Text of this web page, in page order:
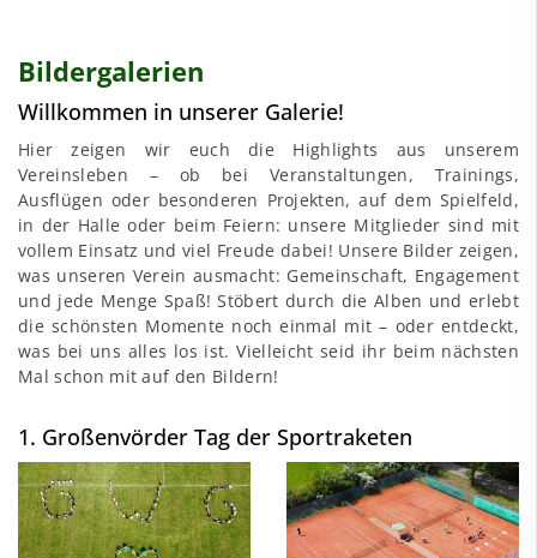
Bildergalerien
Willkommen in unserer Galerie!
Hier zeigen wir euch die Highlights aus unserem
Vereinsleben – ob bei Veranstaltungen, Trainings,
Ausflügen oder besonderen Projekten, auf dem Spielfeld,
in der Halle oder beim Feiern: unsere Mitglieder sind mit
vollem Einsatz und viel Freude dabei! Unsere Bilder zeigen,
was unseren Verein ausmacht: Gemeinschaft, Engagement
und jede Menge Spaß! Stöbert durch die Alben und erlebt
die schönsten Momente noch einmal mit – oder entdeckt,
was bei uns alles los ist. Vielleicht seid ihr beim nächsten
Mal schon mit auf den Bildern!
1. Großenvörder Tag der Sportraketen